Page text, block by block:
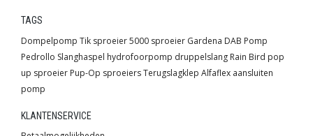
TAGS
Dompelpomp Tik sproeier5000 sproeier Gardena DAB Pomp
Pedrollo Slanghaspel hydrofoorpomp druppelslang Rain Bird pop
up sproeier Pup-Op sproeiersTerugslagklep Alfaflex aansluiten
pomp
KLANTENSERVICE